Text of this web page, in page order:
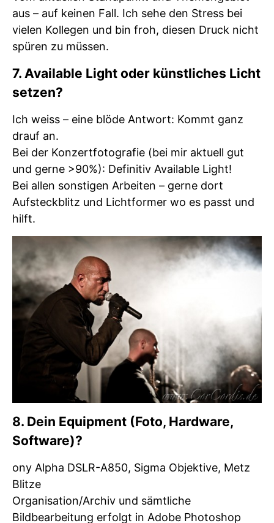
aus – auf keinen Fall. Ich sehe den Stress bei
vielen Kollegen und bin froh, diesen Druck nicht
spüren zu müssen.
7. Available Light oder künstliches Licht
setzen?
Ich weiss – eine blöde Antwort: Kommt ganz
drauf an.
Bei der Konzertfotografie (bei mir aktuell gut
und gerne >90%): Definitiv Available Light!
Bei allen sonstigen Arbeiten – gerne dort
Aufsteckblitz und Lichtformer wo es passt und
hilft.
8. Dein Equipment (Foto, Hardware,
Software)?
ony Alpha DSLR-A850, Sigma Objektive, Metz
Blitze
Organisation/Archiv und sämtliche
Bildbearbeitung erfolgt in Adobe Photoshop